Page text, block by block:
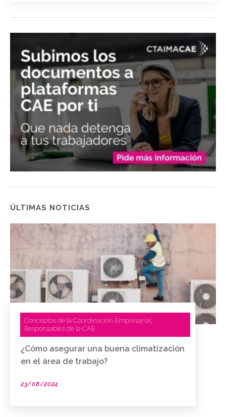
ÚLTIMAS NOTICIAS
Conceptos de la Coordinación Empresarial ,
Responsables de la CAE
¿Cómo asegurar una buena climatización
en el área de trabajo?
23/08/2024